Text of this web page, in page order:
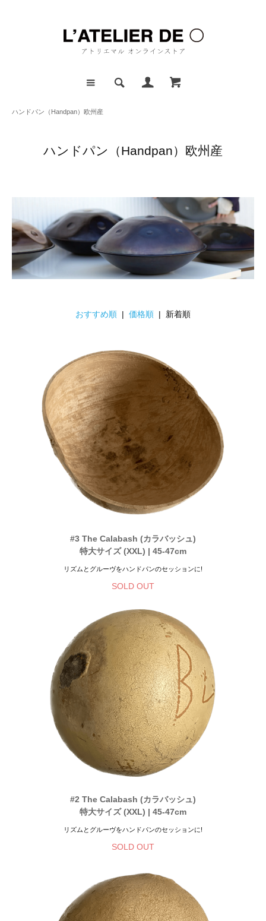
ハンドパン（Handpan）欧州産
ハンドパン（Handpan）欧州産
おすすめ順 | 価格順 | 新着順
#3 The Calabash (カラバッシュ)
特大サイズ (XXL) | 45-47cm
リズムとグルーヴをハンドパンのセッションに!
SOLD OUT
#2 The Calabash (カラバッシュ)
特大サイズ (XXL) | 45-47cm
リズムとグルーヴをハンドパンのセッションに!
SOLD OUT